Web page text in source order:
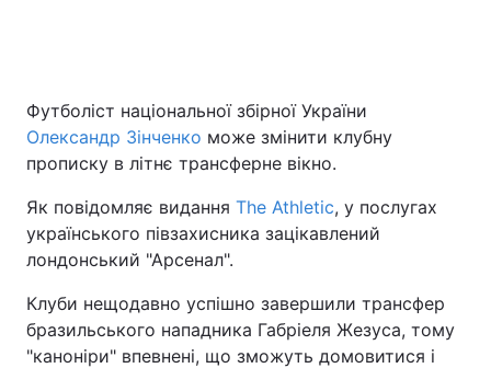
Футболіст національної збірної України
Олександр Зінченко може змінити клубну
прописку в літнє трансферне вікно.
Як повідомляє видання The Athletic, у послугах
українського півзахисника зацікавлений
лондонський "Арсенал".
Клуби нещодавно успішно завершили трансфер
бразильського нападника Габріеля Жезуса, тому
"каноніри" впевнені, що зможуть домовитися і